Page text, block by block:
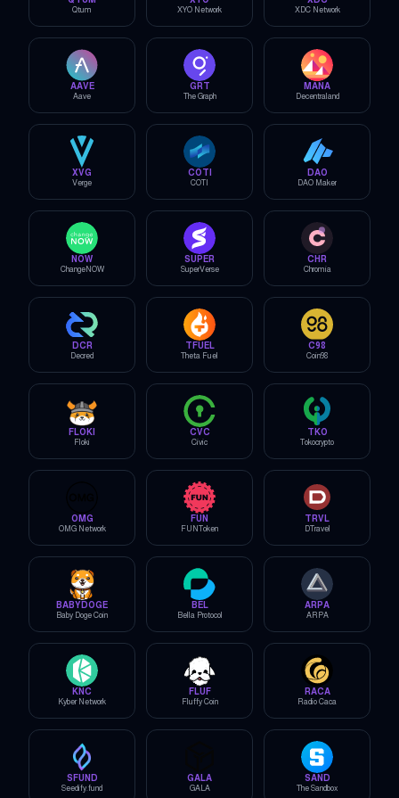
Qtum XYO Network XDC Network
AAVE
Aave
GRT
The Graph
MANA
Decentraland
XVG
Verge
COTI
COTI
DAO
DAO Maker
NOW
ChangeNOW
SUPER
SuperVerse
CHR
Chromia
DCR
Decred
TFUEL
Theta Fuel
C98
Coin98
FLOKI
Floki
CVC
Civic
TKO
Tokocrypto
OMG
OMG Network
FUN
FUNToken
TRVL
DTravel
BABYDOGE
Baby Doge Coin
BEL
Bella Protocol
ARPA
ARPA
KNC
Kyber Network
FLUF
Fluffy Coin
RACA
Radio Caca
SFUND
Seedify.fund
GALA
GALA
SAND
The Sandbox